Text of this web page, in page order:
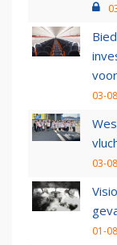
03-
03-
01-